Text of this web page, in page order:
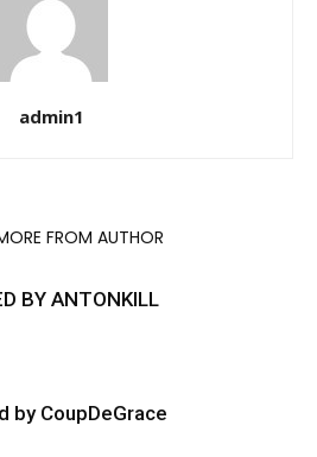
admin1
FROM AUTHOR
BY ANTONKILL
by CoupDeGrace